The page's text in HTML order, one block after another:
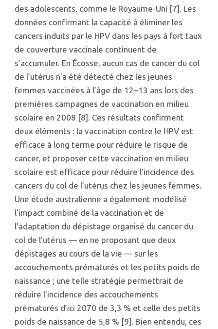
des adolescents, comme le Royaume-Uni [7]. Les
données confirmant la capacité à éliminer les
cancers induits par le HPV dans les pays à fort taux
de couverture vaccinale continuent de
s’accumuler. En Écosse, aucun cas de cancer du col
de l’utérus n’a été détecté chez les jeunes
femmes vaccinées à l’âge de 12–13 ans lors des
premières campagnes de vaccination en milieu
scolaire en 2008 [8]. Ces résultats confirment
deux éléments : la vaccination contre le HPV est
efficace à long terme pour réduire le risque de
cancer, et proposer cette vaccination en milieu
scolaire est efficace pour réduire l’incidence des
cancers du col de l’utérus chez les jeunes femmes.
Une étude australienne a également modélisé
l’impact combiné de la vaccination et de
l’adaptation du dépistage organisé du cancer du
col de l’utérus — en ne proposant que deux
dépistages au cours de la vie — sur les
accouchements prématurés et les petits poids de
naissance ; une telle stratégie permettrait de
réduire l’incidence des accouchements
prématurés d’ici 2070 de 3,3 % et celle des petits
poids de naissance de 5,8 % [9]. Bien entendu, ces